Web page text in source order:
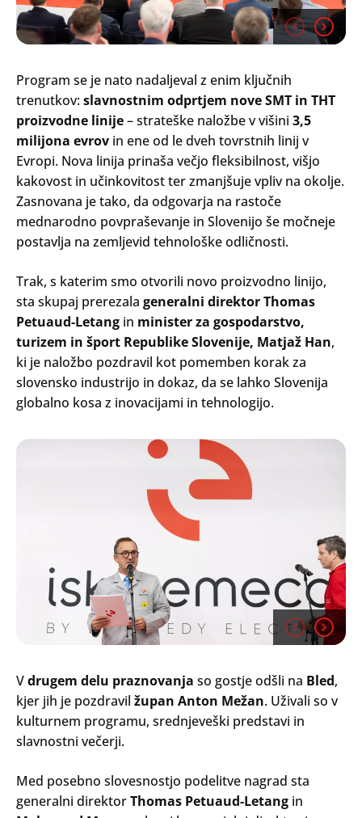
Program se je nato nadaljeval z enim ključnih
trenutkov:slavnostnim odprtjem nove SMT in THT
proizvodne linije– strateške naložbe v višini 3,5
milijona evrov in ene od le dveh tovrstnih linij v
Evropi. Nova linija prinaša večjo fleksibilnost, višjo
kakovost in učinkovitost ter zmanjšuje vpliv na okolje.
Zasnovana je tako, da odgovarja na rastoče
mednarodno povpraševanje in Slovenijo še močneje
postavlja na zemljevid tehnološke odličnosti.
Trak, s katerim smo otvorili novo proizvodno linijo,
sta skupaj prerezala generalni direktor Thomas
Petuaud-Letang in minister za gospodarstvo,
turizem in šport Republike Slovenije, Matjaž Han,
ki je naložbo pozdravil kot pomemben korak za
slovensko industrijo in dokaz, da se lahko Slovenija
globalno kosa z inovacijami in tehnologijo.
Vdrugem delu praznovanja so gostje odšli na Bled,
kjer jih je pozdravil župan Anton Mežan. Uživali so v
kulturnem programu, srednjeveški predstavi in
slavnostni večerji.
Med posebno slovesnostjo podelitve nagrad sta
generalni direktorThomas Petuaud-Letang in